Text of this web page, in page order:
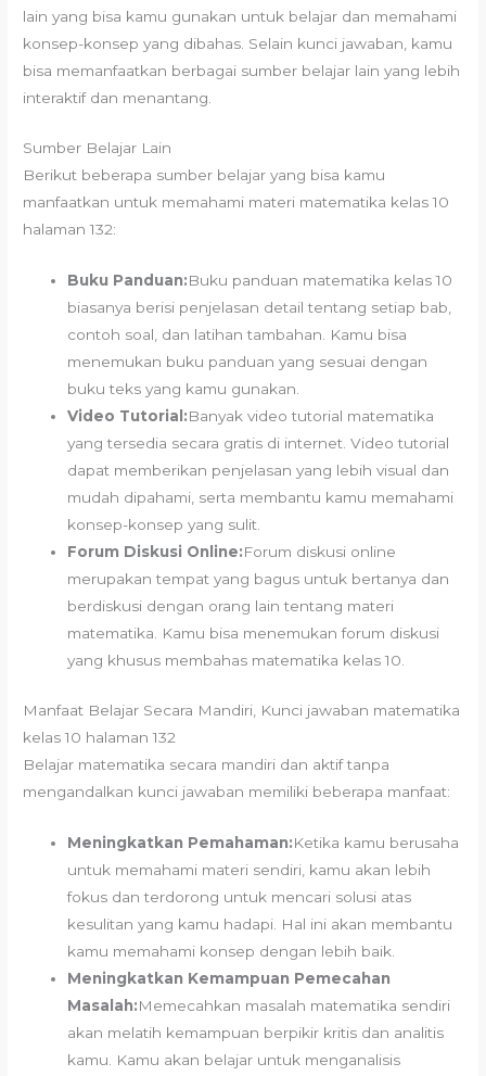
lain yang bisa kamu gunakan untuk belajar dan memahami
konsep-konsep yang dibahas. Selain kunci jawaban, kamu
bisa memanfaatkan berbagai sumber belajar lain yang lebih
interaktif dan menantang.
Sumber Belajar Lain
Berikut beberapa sumber belajar yang bisa kamu
manfaatkan untuk memahami materi matematika kelas 10
halaman 132:
Buku Panduan:Buku panduan matematika kelas 10
biasanya berisi penjelasan detail tentang setiap bab,
contoh soal, dan latihan tambahan. Kamu bisa
menemukan buku panduan yang sesuai dengan
buku teks yang kamu gunakan.
Video Tutorial:Banyak video tutorial matematika
yang tersedia secara gratis di internet. Video tutorial
dapat memberikan penjelasan yang lebih visual dan
mudah dipahami, serta membantu kamu memahami
konsep-konsep yang sulit.
Forum Diskusi Online:Forum diskusi online
merupakan tempat yang bagus untuk bertanya dan
berdiskusi dengan orang lain tentang materi
matematika. Kamu bisa menemukan forum diskusi
yang khusus membahas matematika kelas 10.
Manfaat Belajar Secara Mandiri, Kunci jawaban matematika
kelas 10 halaman 132
Belajar matematika secara mandiri dan aktif tanpa
mengandalkan kunci jawaban memiliki beberapa manfaat:
Meningkatkan Pemahaman:Ketika kamu berusaha
untuk memahami materi sendiri, kamu akan lebih
fokus dan terdorong untuk mencari solusi atas
kesulitan yang kamu hadapi. Hal ini akan membantu
kamu memahami konsep dengan lebih baik.
Meningkatkan Kemampuan Pemecahan
Masalah:Memecahkan masalah matematika sendiri
akan melatih kemampuan berpikir kritis dan analitis
kamu. Kamu akan belajar untuk menganalisis